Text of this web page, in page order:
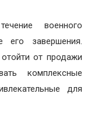
военного
завершения.
от продажи
комплексные
для